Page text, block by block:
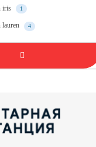
iris 1
lauren 4